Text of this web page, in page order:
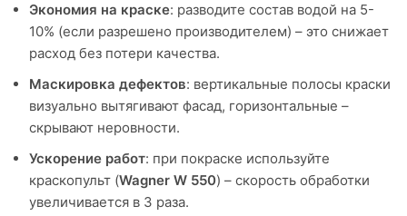
Экономия на краске: разводите состав водой на 5-
10% (если разрешено производителем) – это снижает
расход без потери качества.
Маскировка дефектов: вертикальные полосы краски
визуально вытягивают фасад, горизонтальные –
скрывают неровности.
Ускорение работ: при покраске используйте
краскопульт (Wagner W 550) – скорость обработки
увеличивается в 3 раза.